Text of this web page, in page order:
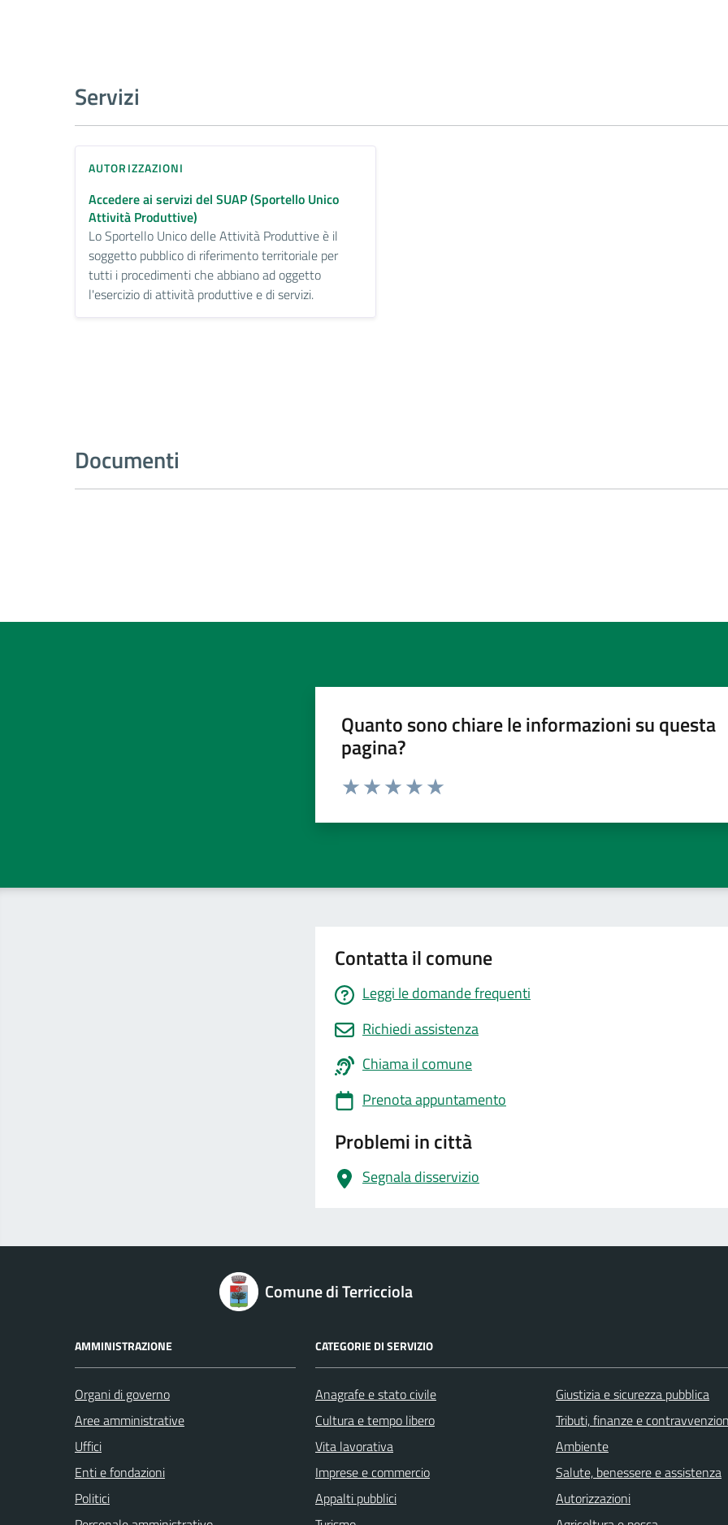
Servizi
AUTORIZZAZIONI
Accedere ai servizi del SUAP (Sportello Unico
Attività Produttive)
Lo Sportello Unico delle Attività Produttive è il
soggetto pubblico di riferimento territoriale per
tutti i procedimenti che abbiano ad oggetto
l'esercizio di attività produttive e di servizi.
Documenti
Quanto sono chiare le informazioni su questa
pagina?
Valuta da 1 a 5 stelle la pagina
Contatta il comune
Leggi le domande frequenti
Richiedi assistenza
Chiama il comune
Prenota appuntamento
Problemi in città
Segnala disservizio
Comune di Terricciola
AMMINISTRAZIONE
Organi di governo
Aree amministrative
Uffici
Enti e fondazioni
Politici
CATEGORIE DI SERVIZIO
Anagrafe e stato civile
Cultura e tempo libero
Vita lavorativa
Imprese e commercio
Appalti pubblici
Giustizia e sicurezza pubblica
Tributi, finanze e
Ambiente
Salute, benessere e assistenza
Autorizzazioni